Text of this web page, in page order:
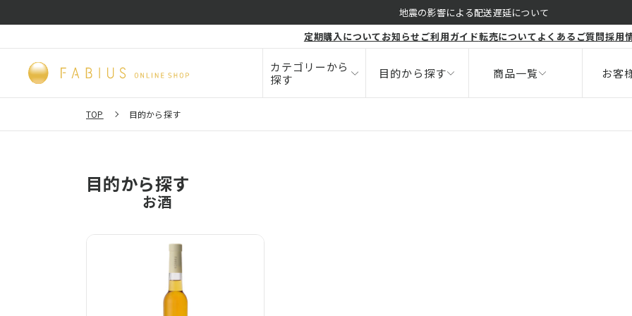
地震の影響による配送遅延について
定期購入についてお知らせ ご利用ガイド転売についてよくあるご質問採用
カテゴリーから
探す
ビューティー
健康食品
目的から探す
毛穴 ニキビ
ボディ
商品一覧
お客
TOP 目的から探す
目的から探す
お酒